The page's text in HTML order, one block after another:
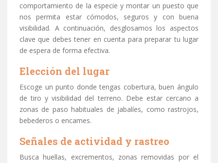
comportamiento de la especie y montar un puesto que
nos permita estar cómodos, seguros y con buena
visibilidad. A continuación, desglosamos los aspectos
clave que debes tener en cuenta para preparar tu lugar
de espera de forma efectiva.
Elección del lugar
Escoge un punto donde tengas cobertura, buen ángulo
de tiro y visibilidad del terreno. Debe estar cercano a
zonas de paso habituales de jabalíes, como rastrojos,
bebederos o encames.
Señales de actividad y rastreo
Busca huellas, excrementos, zonas removidas por el